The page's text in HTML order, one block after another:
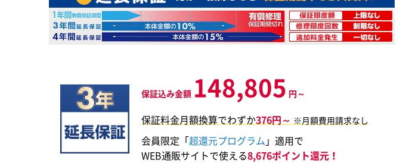
保証込み金額 148,805 円～
保証料金月額換算でわずか376円～ ※月額費用請求なし
会員限定「超還元プログラム 」適用で
WEB通販サイトで使える8,676ポイント還元！